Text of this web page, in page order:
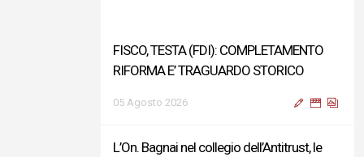
FISCO, TESTA (FDI): COMPLETAMENTO
RIFORMA E’ TRAGUARDO STORICO
05 Agosto 2026
L’On. Bagnai nel collegio dell’Antitrust, le